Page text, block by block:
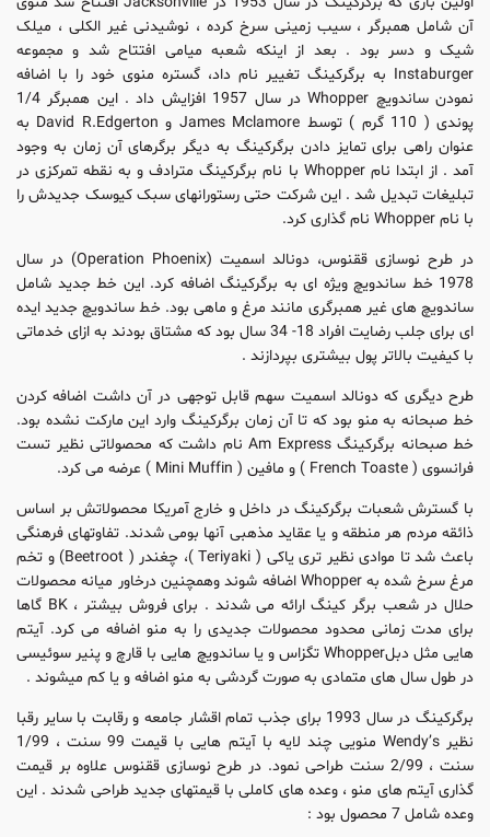
آن شامل همبرگر ،‌ سیب زمینی سرخ کرده ، نوشیدنی غیر الکلی ، میلک
شیک و دسر بود . بعد از اینکه شعبه میامی افتتاح شد و مجموعه
Instaburger به برگرکینگ تغییر نام داد، گستره منوی خود را با اضافه
نمودن ساندویچ Whopper در سال 1957 افزایش داد . این همبرگر 1/4
پوندی ( 110 گرم )‌ توسط James Mclamore و David R.Edgerton‌ به
عنوان راهی برای تمایز دادن برگرکینگ به دیگر برگرهای آن زمان به وجود
آمد . از ابتدا نام Whopper با نام برگرکینگ مترادف و به نقطه تمرکزی در
تبلیغات تبدیل شد . این شرکت حتی رستورانهای سبک کیوسک جدیدش را
با نام Whopper نام گذاری کرد.
در طرح نوسازی ققنوس، دونالد اسمیت (‌Operation Phoenix) در سال
1978 خط ساندویچ ویژه ای به برگرکینگ اضافه کرد. این خط جدید شامل
ساندویچ های غیر همبرگری مانند مرغ و ماهی بود. خط ساندویچ جدید ایده
ای برای جلب رضایت افراد 18- 34 سال بود که مشتاق بودند به ازای خدماتی
با کیفیت بالاتر پول بیشتری بپردازند .
طرح دیگری که دونالد اسمیت سهم قابل توجهی در آن داشت اضافه کردن
خط صبحانه به منو بود که تا آن زمان برگرکینگ وارد این مارکت نشده بود.
خط صبحانه برگرکینگ Am Express نام داشت که محصولاتی نظیر تست
فرانسوی ( ‌French Toaste ) و مافین ( Mini Muffin ) عرضه می کرد.
با گسترش شعبات برگرکینگ در داخل و خارج آمریکا محصولاتش بر اساس
ذائقه مردم هر منطقه و یا عقاید مذهبی آنها بومی شدند. تفاوتهای فرهنگی
باعث شد تا موادی نظیر تری یاکی ( Teriyaki )، چغندر (‌ Beetroot) و تخم
مرغ سرخ شده به Whopper اضافه شوند وهمچنین درخاور میانه محصولات
حلال در شعب برگر کینگ ارائه می شدند . برای فروش بیشتر ، BK گاها
برای مدت زمانی محدود محصولات جدیدی را به منو اضافه می کرد. آیتم
هایی مثل دبلWhopper تگزاس و یا ساندویچ هایی با قارچ و پنیر سوئیسی
در طول سال های متمادی به صورت گردشی به منو اضافه و یا کم میشوند .
برگرکینگ در سال 1993 برای جذب تمام اقشار جامعه و رقابت با سایر رقبا
نظیر Wendy’s منویی چند لایه با آیتم هایی با قیمت 99 سنت ، 1/99
سنت ، 2/99 سنت طراحی نمود. در طرح نوسازی ققنوس علاوه بر قیمت
گذاری آیتم های منو ، وعده های کاملی با قیمتهای جدید طراحی شدند . این
وعده شامل 7 محصول بود :